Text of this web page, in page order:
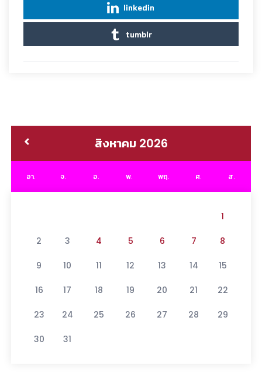
linkedin
tumblr
สิงหาคม 2026
อา. จ. อ. พ. พฤ. ศ. ส.
1
2 3 4 5 6 7 8
9 10 11 12 13 14 15
16 17 18 19 20 21 22
23 24 25 26 27 28 29
30 31